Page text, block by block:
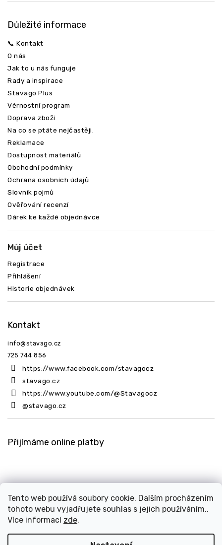
Tento web používá soubory cookie. Dalším procházením
tohoto webu vyjadřujete souhlas s jejich používáním..
Více informací zde.
Důležité informace
📞 Kontakt
O nás
Jak to u nás funguje
Rady a inspirace
Stavago Plus
Věrnostní program
Doprava zboží
Na co se ptáte nejčastěji.
Reklamace
Dostupnost materiálů
Obchodní podmínky
Ochrana osobních údajů
Slovník pojmů
Ověřování recenzí
Dárek ke každé objednávce
Můj účet
Registrace
Přihlášení
Historie objednávek
Kontakt
info@stavago.cz
725 744 856
https://www.facebook.com/stavagocz
stavago.cz
https://www.youtube.com/@Stavagocz
@stavago.cz
Přijímáme online platby
Copyright 2026
| Platforma